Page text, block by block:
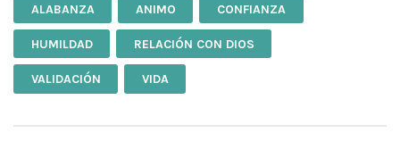
ALABANZA ANIMO CONFIANZA
HUMILDAD RELACIÓN CON DIOS
VALIDACIÓN VIDA